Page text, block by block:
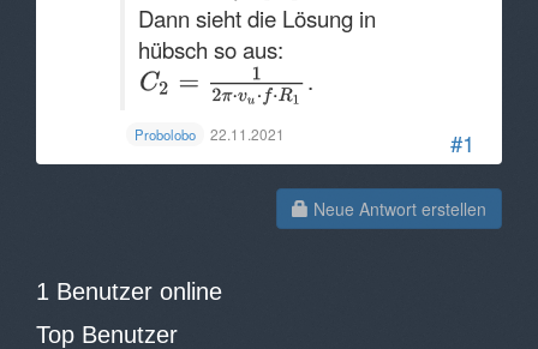
#1
Dann sieht die Lösung in
hübsch so aus:
.
Probolobo 22.11.2021
Neue Antwort erstellen
1 Benutzer online
Top Benutzer